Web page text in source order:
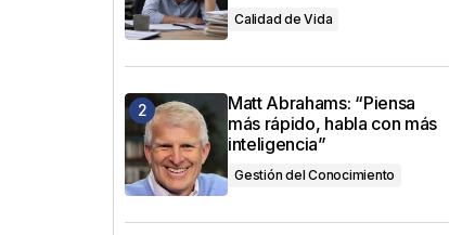
Calidad de Vida
Matt Abrahams: “Piensa
más rápido, habla con más
inteligencia”
Gestión del Conocimiento